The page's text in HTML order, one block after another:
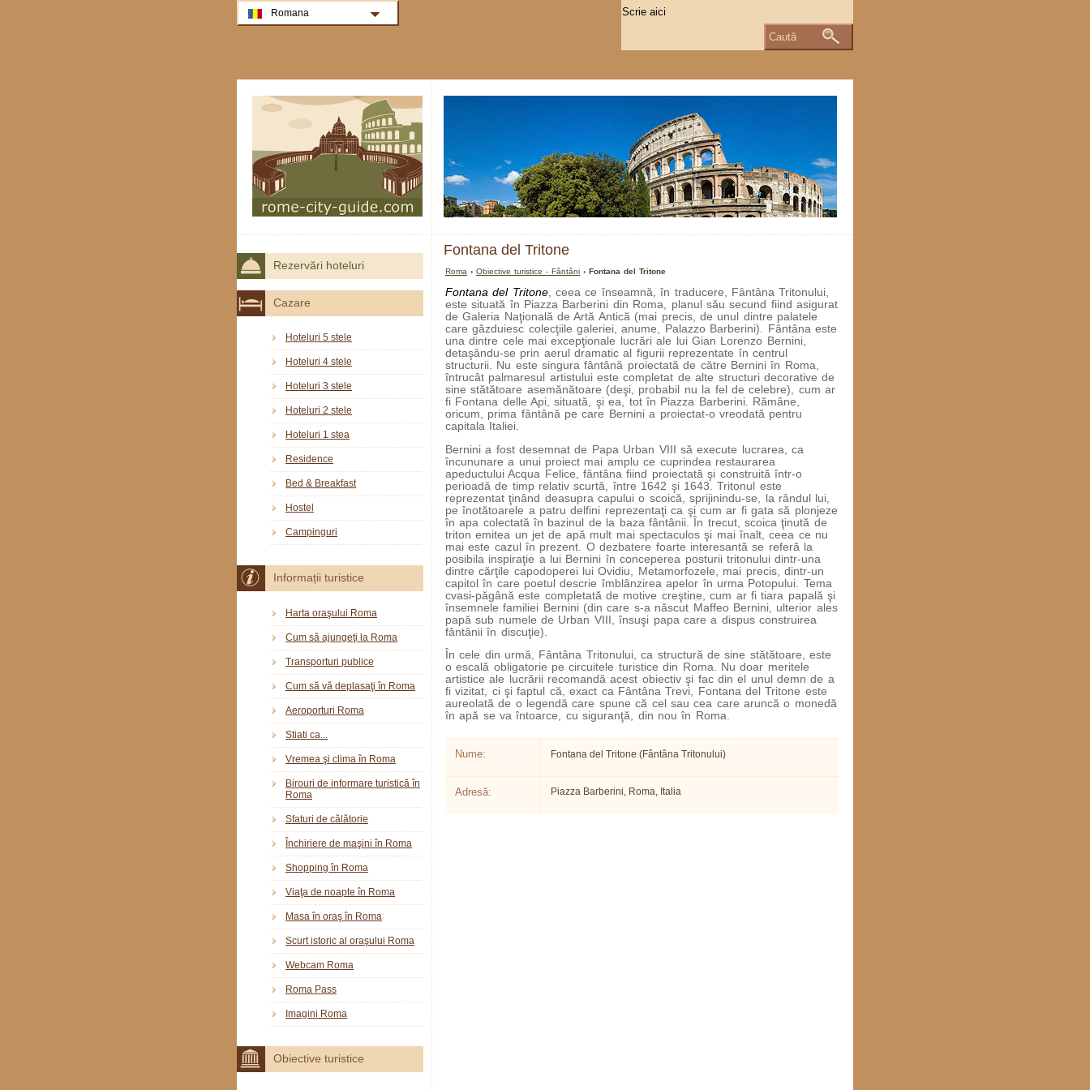
Fontana del Tritone
Roma ›Obiective turistice - Fântâni › Fontana del Tritone
Fontana del Tritone, ceea ce înseamnă, în traducere, Fântâna Tritonului,
este situată în Piazza Barberini din Roma, planul său secund fiind asigurat
de Galeria Naţională de Artă Antică (mai precis, de unul dintre palatele
care găzduiesc colecţiile galeriei, anume, Palazzo Barberini). Fântâna este
una dintre cele mai excepţionale lucrări ale lui Gian Lorenzo Bernini,
detaşându-se prin aerul dramatic al figurii reprezentate în centrul
structurii. Nu este singura fântână proiectată de către Bernini în Roma,
întrucât palmaresul artistului este completat de alte structuri decorative de
sine stătătoare asemănătoare (deşi, probabil nu la fel de celebre), cum ar
fi Fontana delle Api, situată, şi ea, tot în Piazza Barberini. Rămâne,
oricum, prima fântână pe care Bernini a proiectat-o vreodată pentru
capitala Italiei.
Bernini a fost desemnat de Papa Urban VIII să execute lucrarea, ca
încununare a unui proiect mai amplu ce cuprindea restaurarea
apeductului Acqua Felice, fântâna fiind proiectată şi construită într-o
perioadă de timp relativ scurtă, între 1642 şi 1643. Tritonul este
reprezentat ţinând deasupra capului o scoică, sprijinindu-se, la rândul lui,
pe înotătoarele a patru delfini reprezentaţi ca şi cum ar fi gata să plonjeze
în apa colectată în bazinul de la baza fântânii. În trecut, scoica ţinută de
triton emitea un jet de apă mult mai spectaculos şi mai înalt, ceea ce nu
mai este cazul în prezent. O dezbatere foarte interesantă se referă la
posibila inspiraţie a lui Bernini în conceperea posturii tritonului dintr-una
dintre cărţile capodoperei lui Ovidiu, Metamorfozele, mai precis, dintr-un
capitol în care poetul descrie îmblânzirea apelor în urma Potopului. Tema
cvasi-păgână este completată de motive creştine, cum ar fi tiara papală şi
însemnele familiei Bernini (din care s-a născut Maffeo Bernini, ulterior ales
papă sub numele de Urban VIII, însuşi papa care a dispus construirea
fântânii în discuţie).
În cele din urmă, Fântâna Tritonului, ca structură de sine stătătoare, este
o escală obligatorie pe circuitele turistice din Roma. Nu doar meritele
artistice ale lucrării recomandă acest obiectiv şi fac din el unul demn de a
fi vizitat, ci şi faptul că, exact ca Fântâna Trevi, Fontana del Tritone este
aureolată de o legendă care spune că cel sau cea care aruncă o monedă
în apă se va întoarce, cu siguranţă, din nou în Roma.
Nume: Fontana del Tritone (Fântâna Tritonului)
Adresă: Piazza Barberini, Roma, Italia
Rezervări hoteluri
Cazare
Hoteluri 5 stele
Hoteluri 4 stele
Hoteluri 3 stele
Hoteluri 2 stele
Hoteluri 1 stea
Residence
Bed & Breakfast
Hostel
Campinguri
Informații turistice
Harta oraşului Roma
Cum să ajungeţi la Roma
Transporturi publice
Cum să vă deplasaţi în Roma
Aeroporturi Roma
Stiati ca...
Vremea şi clima în Roma
Birouri de informare turistică în
Roma
Sfaturi de călătorie
Închiriere de maşini în Roma
Shopping în Roma
Viaţa de noapte în Roma
Masa în oraş în Roma
Scurt istoric al oraşului Roma
Webcam Roma
Roma Pass
Imagini Roma
Obiective turistice
Romana
Caută